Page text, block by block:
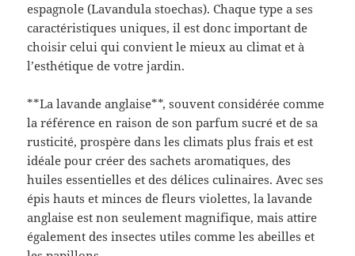
espagnole (Lavandula stoechas). Chaque type a ses
caractéristiques uniques, il est donc important de
choisir celui qui convient le mieux au climat et à
l’esthétique de votre jardin.
**La lavande anglaise**, souvent considérée comme
la référence en raison de son parfum sucré et de sa
rusticité, prospère dans les climats plus frais et est
idéale pour créer des sachets aromatiques, des
huiles essentielles et des délices culinaires. Avec ses
épis hauts et minces de fleurs violettes, la lavande
anglaise est non seulement magnifique, mais attire
également des insectes utiles comme les abeilles et